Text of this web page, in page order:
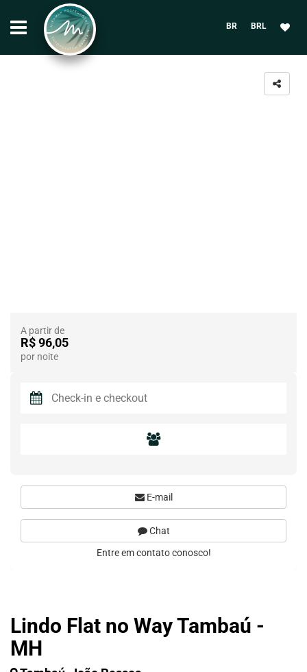
BR BRL
Lindo Flat no Way Tambaú -
MH
A partir de
R$ 96,05
por noite
E-mail
Chat
Entre em contato conosco!